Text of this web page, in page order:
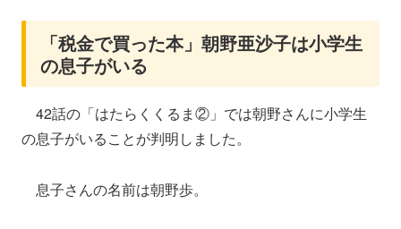
「税金で買った本」朝野亜沙子は小学生
の息子がいる
42話の「はたらくくるま②」では朝野さんに小学生
の息子がいることが判明しました。
息子さんの名前は朝野歩。